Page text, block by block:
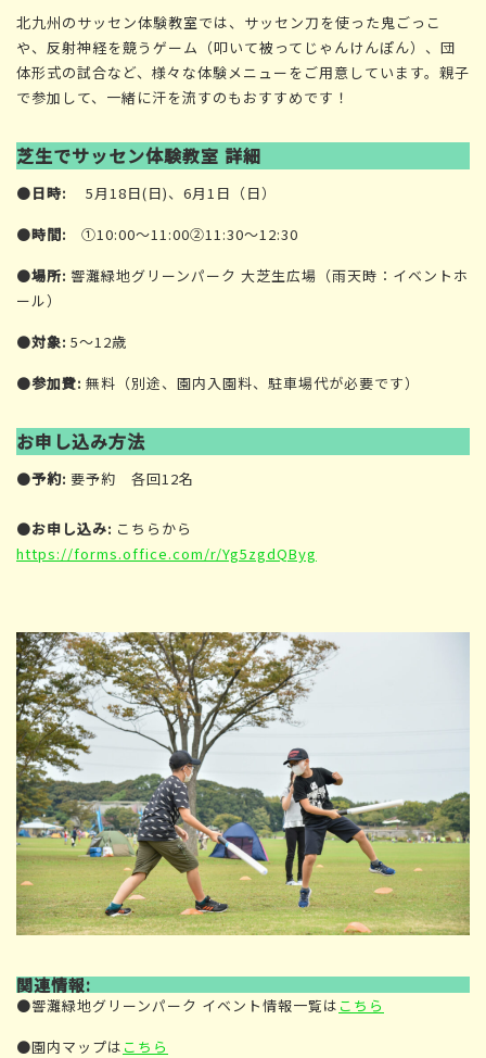
北九州のサッセン体験教室では、サッセン刀を使った鬼ごっこ
や、反射神経を競うゲーム（叩いて被ってじゃんけんぽん）、団
体形式の試合など、様々な体験メニューをご用意しています。親子
で参加して、一緒に汗を流すのもおすすめです！
芝生でサッセン体験教室 詳細
●日時: 5月18日(日)、6月1日（日）
●時間: ①10:00～11:00②11:30～12:30
●場所: 響灘緑地グリーンパーク 大芝生広場（雨天時：イベントホ
ール）
●対象: 5～12歳
●参加費: 無料（別途、園内入園料、駐車場代が必要です）
お申し込み方法
●予約: 要予約 各回12名
●お申し込み: こちらから
https://forms.office.com/r/Yg5zgdQByg
関連情報:
●響灘緑地グリーンパーク イベント情報一覧は こちら
●園内マップは こちら